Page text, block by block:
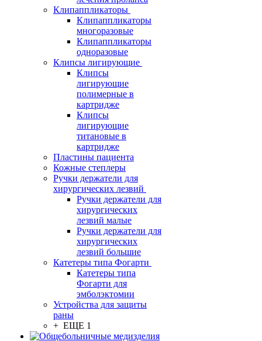
Клипаппликаторы
Клипаппликаторы
многоразовые
Клипаппликаторы
одноразовые
Клипсы лигирующие
Клипсы
лигирующие
полимерные в
картридже
Клипсы
лигирующие
титановые в
картридже
Пластины пациента
Кожные степлеры
Ручки держатели для
хирургических лезвий
Ручки держатели для
хирургических
лезвий малые
Ручки держатели для
хирургических
лезвий большие
Катетеры типа Фогарти
Катетеры типа
Фогарти для
эмболэктомии
Устройства для защиты
раны
+ ЕЩЕ 1